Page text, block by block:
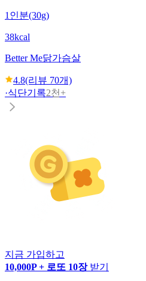
1인분(30g)
38kcal
Better Me닭가슴살
4.8(리뷰 70개)
·식단기록2천+
지금 가입하고
10,000P + 로또 10장 받기